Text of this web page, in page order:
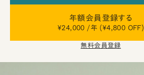
年額会員登録する
¥24,000 /年 (¥4,800 OFF)
無料会員登録